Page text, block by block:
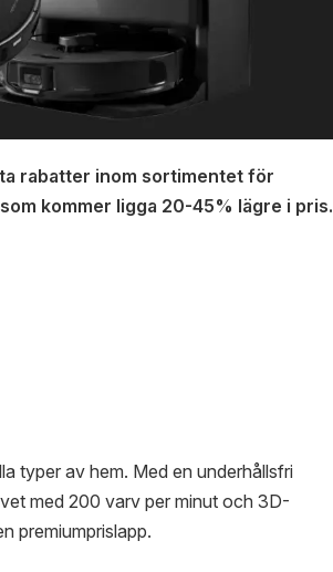
rabatter inom sortimentet för
kommer ligga 20-45% lägre i pris.
typer av hem. Med en underhållsfri
med 200 varv per minut och 3D-
premiumprislapp.